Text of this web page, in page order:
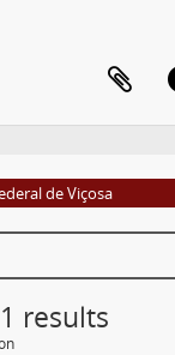
de Viçosa
results